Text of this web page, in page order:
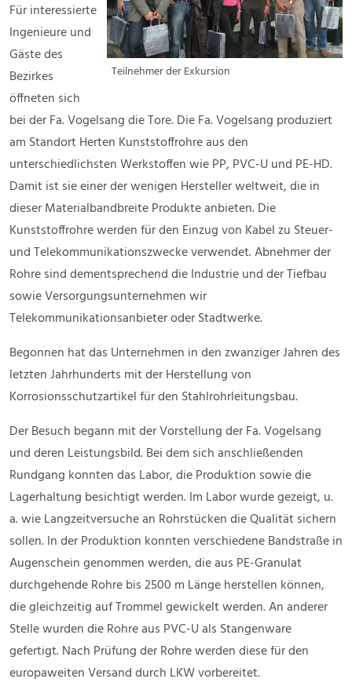
Teilnehmer der Exkursion
Für interessierte
Ingenieure und
Gäste des
Bezirkes
öffneten sich
bei der Fa. Vogelsang die Tore. Die Fa. Vogelsang produziert
am Standort Herten Kunststoffrohre aus den
unterschiedlichsten Werkstoffen wie PP, PVC-U und PE-HD.
Damit ist sie einer der wenigen Hersteller weltweit, die in
dieser Materialbandbreite Produkte anbieten. Die
Kunststoffrohre werden für den Einzug von Kabel zu Steuer-
und Telekommunikationszwecke verwendet. Abnehmer der
Rohre sind dementsprechend die Industrie und der Tiefbau
sowie Versorgungsunternehmen wir
Telekommunikationsanbieter oder Stadtwerke.
Begonnen hat das Unternehmen in den zwanziger Jahren des
letzten Jahrhunderts mit der Herstellung von
Korrosionsschutzartikel für den Stahlrohrleitungsbau.
Der Besuch begann mit der Vorstellung der Fa. Vogelsang
und deren Leistungsbild. Bei dem sich anschließenden
Rundgang konnten das Labor, die Produktion sowie die
Lagerhaltung besichtigt werden. Im Labor wurde gezeigt, u.
a. wie Langzeitversuche an Rohrstücken die Qualität sichern
sollen. In der Produktion konnten verschiedene Bandstraße in
Augenschein genommen werden, die aus PE-Granulat
durchgehende Rohre bis 2500 m Länge herstellen können,
die gleichzeitig auf Trommel gewickelt werden. An anderer
Stelle wurden die Rohre aus PVC-U als Stangenware
gefertigt. Nach Prüfung der Rohre werden diese für den
europaweiten Versand durch LKW vorbereitet.